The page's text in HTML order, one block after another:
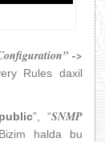
->
Rules daxil
public”, “SNMP
halda bu